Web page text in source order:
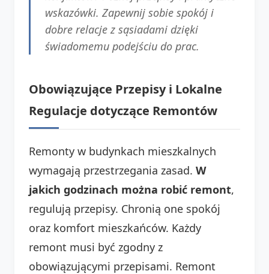
wskazówki. Zapewnij sobie spokój i
dobre relacje z sąsiadami dzięki
świadomemu podejściu do prac.
Obowiązujące Przepisy i Lokalne
Regulacje dotyczące Remontów
Remonty w budynkach mieszkalnych
wymagają przestrzegania zasad. W
jakich godzinach można robić remont,
regulują przepisy. Chronią one spokój
oraz komfort mieszkańców. Każdy
remont musi być zgodny z
obowiązującymi przepisami. Remont